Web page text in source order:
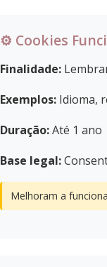
⚙️ Cookies
Finalidade:
Exemplos: Idioma,
Duração:Até 1 ano
Base legal:
Melhoram a